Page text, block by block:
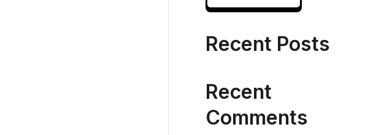
Recent Posts
Recent
Comments